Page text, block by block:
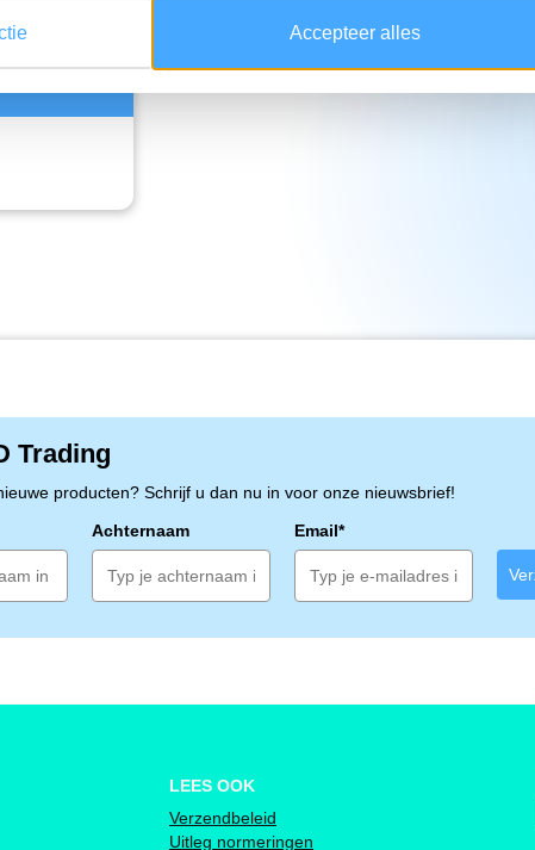
Trading
producten? Schrijf u dan nu in voor onze nieuwsbrief!
Achternaam Email*
LEES OOK
Verzendbeleid
Uitleg normeringen
Accepteer alles